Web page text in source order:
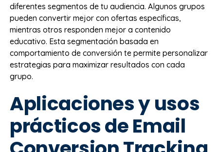
diferentes segmentos de tu audiencia. Algunos grupos
pueden convertir mejor con ofertas específicas,
mientras otros responden mejor a contenido
educativo. Esta segmentación basada en
comportamiento de conversión te permite personalizar
estrategias para maximizar resultados con cada
grupo.
Aplicaciones y usos
prácticos de Email